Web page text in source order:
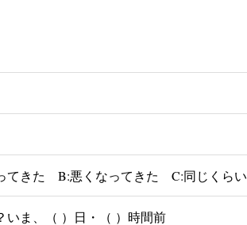
てきた B:悪くなってきた C:同じくらい
いま、（ ）日・（ ）時間前